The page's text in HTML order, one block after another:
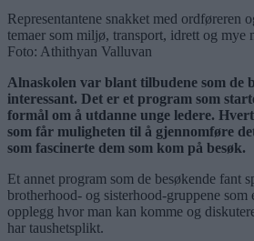
Representantene snakket med ordføreren
temaer som miljø, transport, idrett og mye
Foto: Athithyan Valluvan
Alnaskolen var blant tilbudene som de
interessant. Det er et program som
formål om å utdanne unge ledere.
som får muligheten til å gjennomføre
som fascinerte dem som kom på besøk.
Et annet program som de besøkende fant
brotherhood- og sisterhood-gruppene som
opplegg hvor man kan komme og
har taushetsplikt.